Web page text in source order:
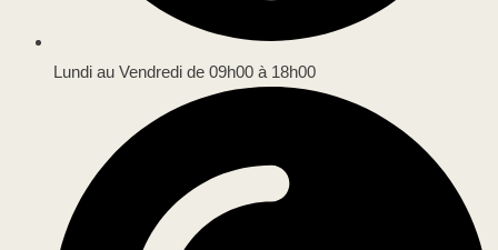
Lundi au Vendredi de 09h00 à 18h00